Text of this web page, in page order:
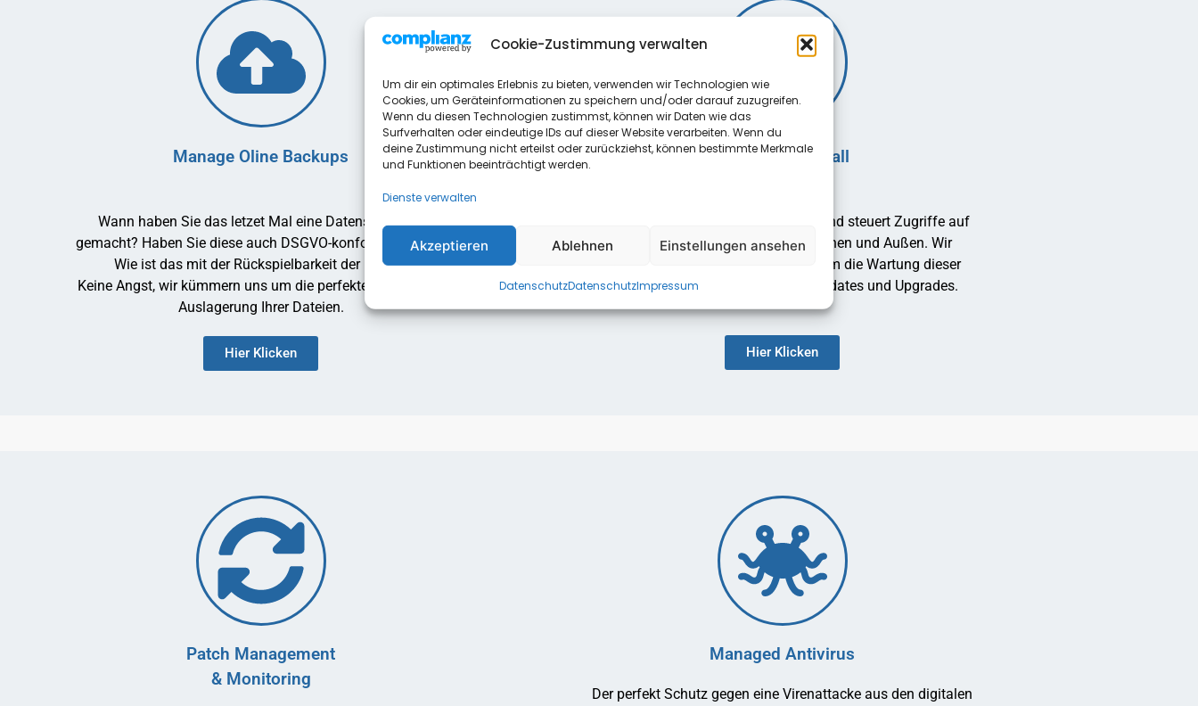
Cookie-Zustimmung verwalten
Um dir ein optimales Erlebnis zu bieten, verwenden wir Technologien wie
Cookies, um Geräteinformationen zu speichern und/oder darauf zuzugreifen.
Wenn du diesen Technologien zustimmst, können wir Daten wie das
Surfverhalten oder eindeutige IDs auf dieser Website verarbeiten. Wenn du
deine Zustimmung nicht erteilst oder zurückziehst, können bestimmte Merkmale
und Funktionen beeinträchtigt werden.
Dienste verwalten
Akzeptieren Ablehnen Einstellungen ansehen
DatenschutzDatenschutzImpressum
Manage Oline Backups
Wann haben Sie das letzet Mal eine Datensicherung
gemacht? Haben Sie diese auch DSGVO-konform gelagert?
Wie ist das mit der Rückspielbarkeit der Daten?
Keine Angst, wir kümmern uns um die perfekte und sichere
Auslagerung Ihrer Dateien.
Hier Klicken
Managed Firewall
Dieser digitale Türsteher überwacht und steuert Zugriffe auf
das Unternehmensnetzwerk von Innen und Außen. Wir
kümmern uns dabei routinemäßig um die Wartung dieser
sensiblen Schnittstelle, inklusive Updates und Upgrades.
Hier Klicken
Patch Management
& Monitoring
Managed Antivirus
Der perfekt Schutz gegen eine Virenattacke aus den digitalen